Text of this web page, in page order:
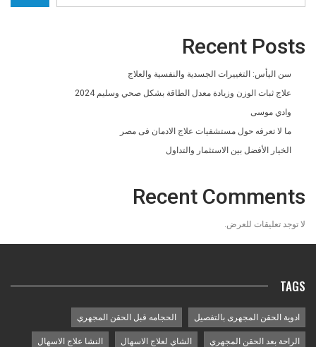
Recent Posts
سن اليأس: التغييرات الجسدية والنفسية والعلاج
علاج ثبات الوزن وزيادة معدل الطاقة بشكل صحي وسليم 2024
وادي موسى
ما لا تعرفه حول مستشفيات علاج الادمان فى مصر
الخيار الأفضل بين الاستثمار والتداول
Recent Comments
لا توجد تعليقات للعرض.
TAGS
ادوية الحقن المجهرى بالتفصيل الحجامه قبل الحقن المجهري
الراحة بعد الحقن المجهري الشاي لعلاج الاسهال النشا علاج الاسهال